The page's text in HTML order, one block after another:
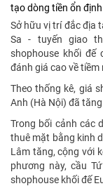
tạo dòng tiền ổn
Sở hữu vị trí đắc địa
Sa - tuyến giao
shophouse khối đế
đánh giá cao về
Theo thống kê, giá
Anh (Hà Nội) đã
Trong bối cảnh các
thuê mặt bằng kinh
Lâm tăng, cộng với
phương này, cầu
shophouse khối đế